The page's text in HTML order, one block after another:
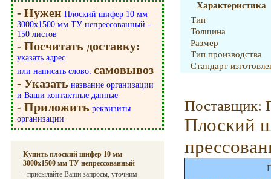
- Нужен Плоский шифер 10 мм
3000х1500 мм ТУ непрессованный -
150 листов
- Посчитать доставку:
указать адрес
или написать слово: самовывоз
- Указать название организации
и Ваши контактные данные
- Приложить реквизиты
организации
Купить плоский шифер 10 мм
3000х1500 мм ТУ непрессованный
- присылайте Ваши запросы, уточним
Характеристика
Тип
Толщина
Размер
Тип производства
Стандарт
Поставщик:
Плоский